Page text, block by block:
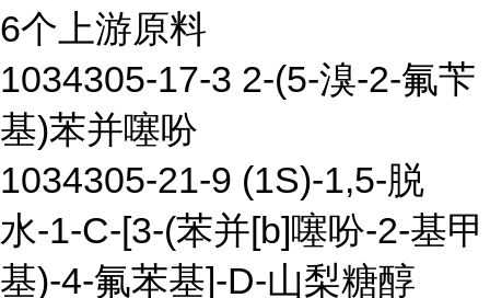
6个上游原料
1034305-17-3 2-(5-溴-2-氟苄
基)苯并噻吩
1034305-21-9 (1S)-1,5-脱
水-1-C-[3-(苯并[b]噻吩-2-基甲
基)-4-氟苯基]-D-山梨糖醇